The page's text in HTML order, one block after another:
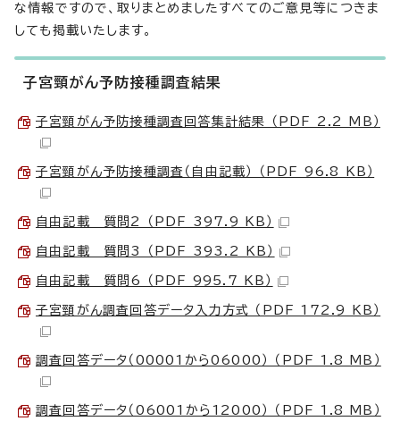
な情報ですので、取りまとめましたすべてのご意見等につきま
しても掲載いたします。
子宮頸がん予防接種調査結果
子宮頸がん予防接種調査回答集計結果 （PDF 2.2 MB）
子宮頸がん予防接種調査（自由記載） （PDF 96.8 KB）
自由記載 質問2 （PDF 397.9 KB）
自由記載 質問3 （PDF 393.2 KB）
自由記載 質問6 （PDF 995.7 KB）
子宮頸がん調査回答データ入力方式 （PDF 172.9 KB）
調査回答データ（00001から06000） （PDF 1.8 MB）
調査回答データ（06001から12000） （PDF 1.8 MB）